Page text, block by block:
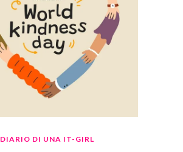
DIARIO DI UNA IT-GIRL